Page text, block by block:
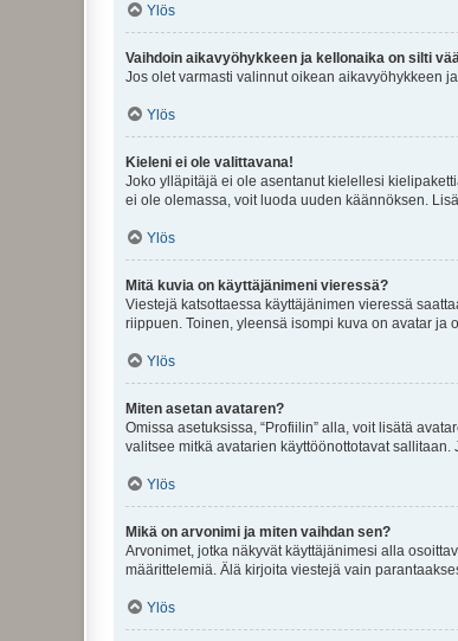
Ylös
Vaihdoin aikavyöhykkeen ja kellonaika on silti
Jos olet varmasti valinnut oikean aikavyöhykkeen
Ylös
Kieleni ei ole valittavana!
Joko ylläpitäjä ei ole asentanut kielellesi
ei ole olemassa, voit luoda uuden käännöksen.
Ylös
Mitä kuvia on käyttäjänimeni vieressä?
Viestejä katsottaessa käyttäjänimen vieressä
riippuen. Toinen, yleensä isompi kuva on avatar ja
Ylös
Miten asetan avataren?
Omissa asetuksissa, “Profiilin” alla, voit lisätä
valitsee mitkä avatarien käyttöönottotavat
Ylös
Mikä on arvonimi ja miten vaihdan sen?
Arvonimet, jotka näkyvät käyttäjänimesi alla
määrittelemiä. Älä kirjoita viestejä vain
Ylös